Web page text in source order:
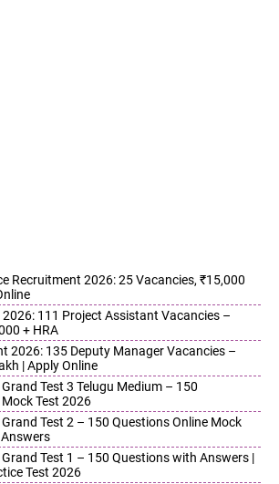
Recruitment 2026: 25 Vacancies, ₹15,000
111 Project Assistant Vacancies –
+ HRA
2026: 135 Deputy Manager Vacancies –
| Apply Online
Test 3 Telugu Medium – 150
Test 2026
Grand Test 2 – 150 Questions Online Mock
Grand Test 1 – 150 Questions with Answers |
Test 2026